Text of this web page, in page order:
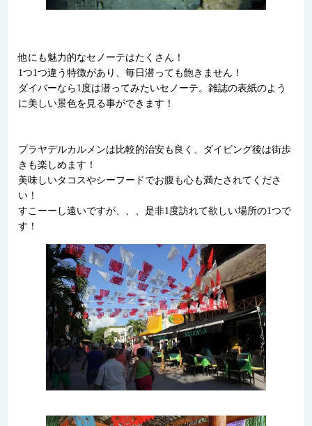
他にも魅力的なセノーテはたくさん！
1つ1つ違う特徴があり、毎日潜っても飽きません！
ダイバーなら1度は潜ってみたいセノーテ。雑誌の表紙のよう
に美しい景色を見る事ができます！
プラヤデルカルメンは比較的治安も良く、ダイビング後は街歩
きも楽しめます！
美味しいタコスやシーフードでお腹も心も満たされてくださ
い！
すこーーし遠いですが、、、是非1度訪れて欲しい場所の1つで
す！